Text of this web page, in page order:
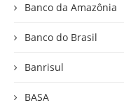
Banco da Amazônia
Banco do Brasil
Banrisul
BASA